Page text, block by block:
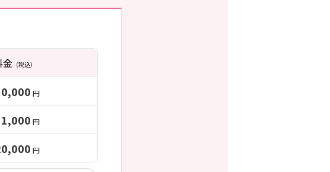
金（税込）
円
円
円